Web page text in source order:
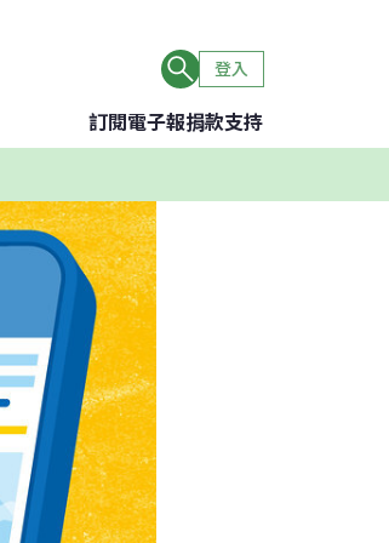
登入
訂閱電子報捐款支持